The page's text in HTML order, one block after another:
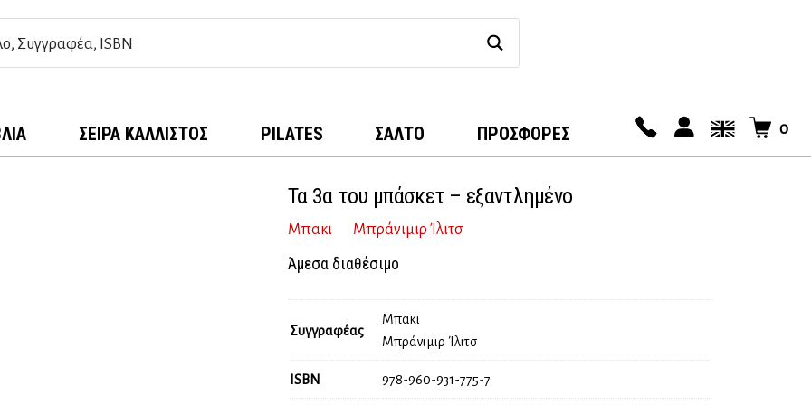
ΣΕΙΡΆ ΚΆΛΛΙΣΤΟΣ PILATES ΣΑΛΤΟ ΠΡΟΣΦΟΡΕΣ 0
Τα 3α του μπάσκετ – εξαντλημένο
Μπακι Μπράνιμιρ Ίλιτσ
Άμεσα διαθέσιμο
Συγγραφέας
Μπακι
Μπράνιμιρ Ίλιτσ
ISBN 978-960-931-775-7